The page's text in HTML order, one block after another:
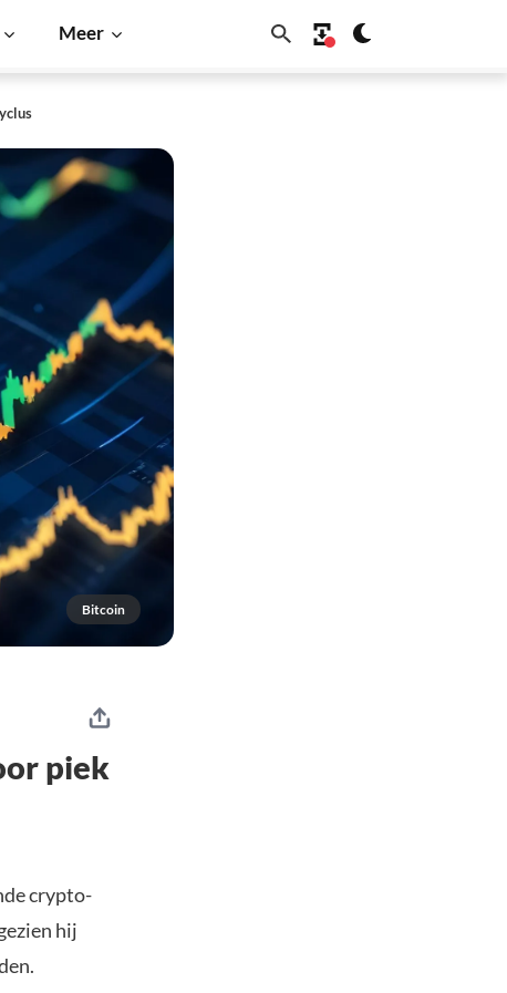
Meer
Bitcoin
piek
crypto-
hij